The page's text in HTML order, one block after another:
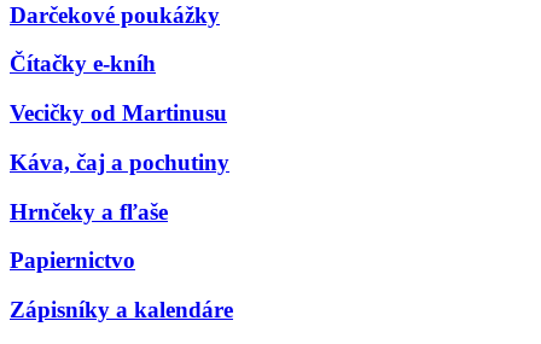
Darčekové poukážky
Čítačky e-kníh
Vecičky od Martinusu
Káva, čaj a pochutiny
Hrnčeky a fľaše
Papiernictvo
Zápisníky a kalendáre